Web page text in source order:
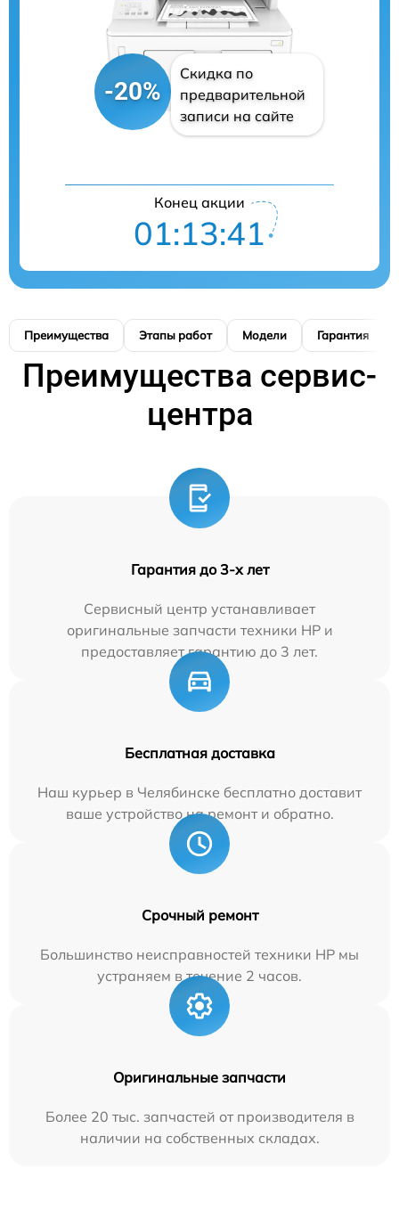
-20%
Скидка по
предварительной
записи на сайте
Конец акции
01:13:40
Преимущества Этапы работ Модели Гарантия
Преимущества сервис-
центра
Гарантия до 3-х лет
Сервисный центр устанавливает
оригинальные запчасти техники HP и
предоставляет гарантию до 3 лет.
Бесплатная доставка
Наш курьер в Челябинске бесплатно доставит
ваше устройство на ремонт и обратно.
Срочный ремонт
Большинство неисправностей техники HP мы
устраняем в течение 2 часов.
Оригинальные запчасти
Более 20 тыс. запчастей от производителя в
наличии на собственных складах.